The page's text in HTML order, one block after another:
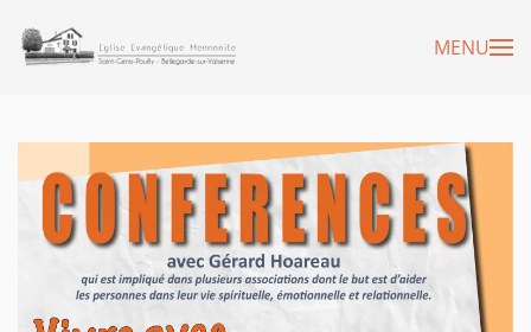
Accéder au contenu principal MENU